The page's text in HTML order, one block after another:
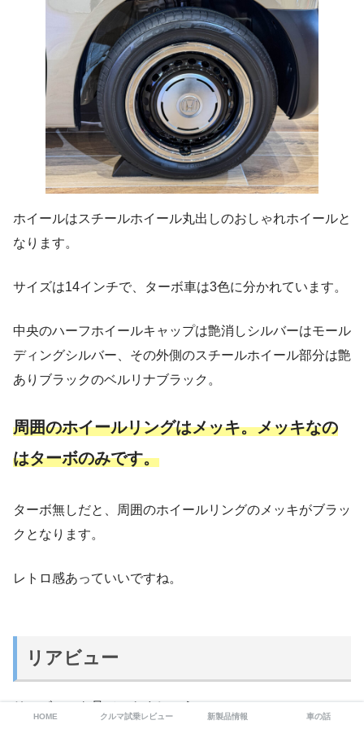
ホイールはスチールホイール丸出しのおしゃれホイールと
なります。
サイズは14インチで、ターボ車は3色に分かれています。
中央のハーフホイールキャップは艶消しシルバーはモール
ディングシルバー、その外側のスチールホイール部分は艶
ありブラックのベルリナブラック。
周囲のホイールリングはメッキ。メッキなの
はターボのみです。
ターボ無しだと、周囲のホイールリングのメッキがブラッ
クとなります。
レトロ感あっていいですね。
リアビュー
リアビューを見ていきましょう。
HOME クルマ試乗レビュー 新製品情報 車の話